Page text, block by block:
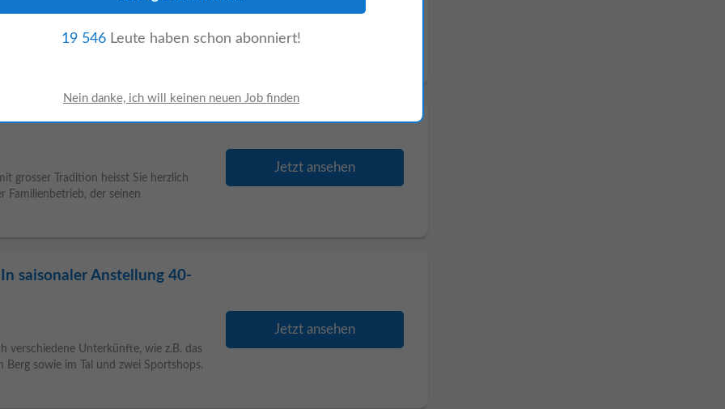
Zeit- / Saisonvertrag • ... legst
Stimmung im Team und hältst in
Jetzt ansehen
grosser Tradition heisst Sie herzlich
Familienbetrieb, der seinen
Jetzt ansehen
saisonaler Anstellung 40-
verschiedene Unterkünfte, wie z.B. das
Berg sowie im Tal und zwei Sportshops.
Jetzt ansehen
19 546 Leute haben schon abonniert!